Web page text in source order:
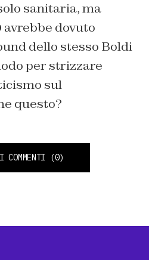
sanitaria, ma
avrebbe dovuto
dello stesso Boldi
per strizzare
sul
questo?
COMMENTI (0)